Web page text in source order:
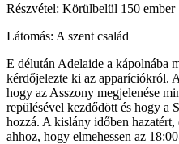
Részvétel: Körülbelül 150 ember
Látomás: A szent család
E délután Adelaide a kápolnába
kérdőjelezte ki az apparíciókról.
hogy az Asszony megjelenése
repülésével kezdődött és hogy a
hozzá. A kislány időben
ahhoz, hogy elmehessen az